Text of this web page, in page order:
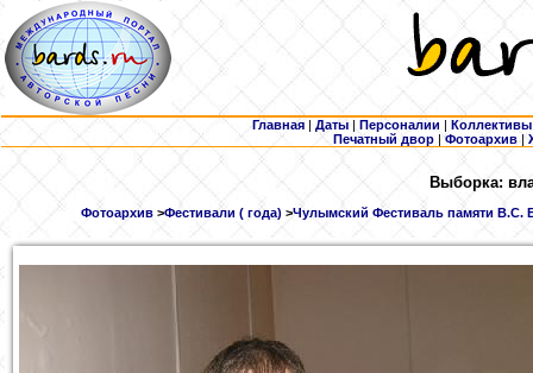
Главная | Даты | Персоналии | Коллективы
Печатный двор |Фотоархив |
Выборка:
Фотоархив>Фестивали ( года) >Чулымский Фестиваль памяти В.С.